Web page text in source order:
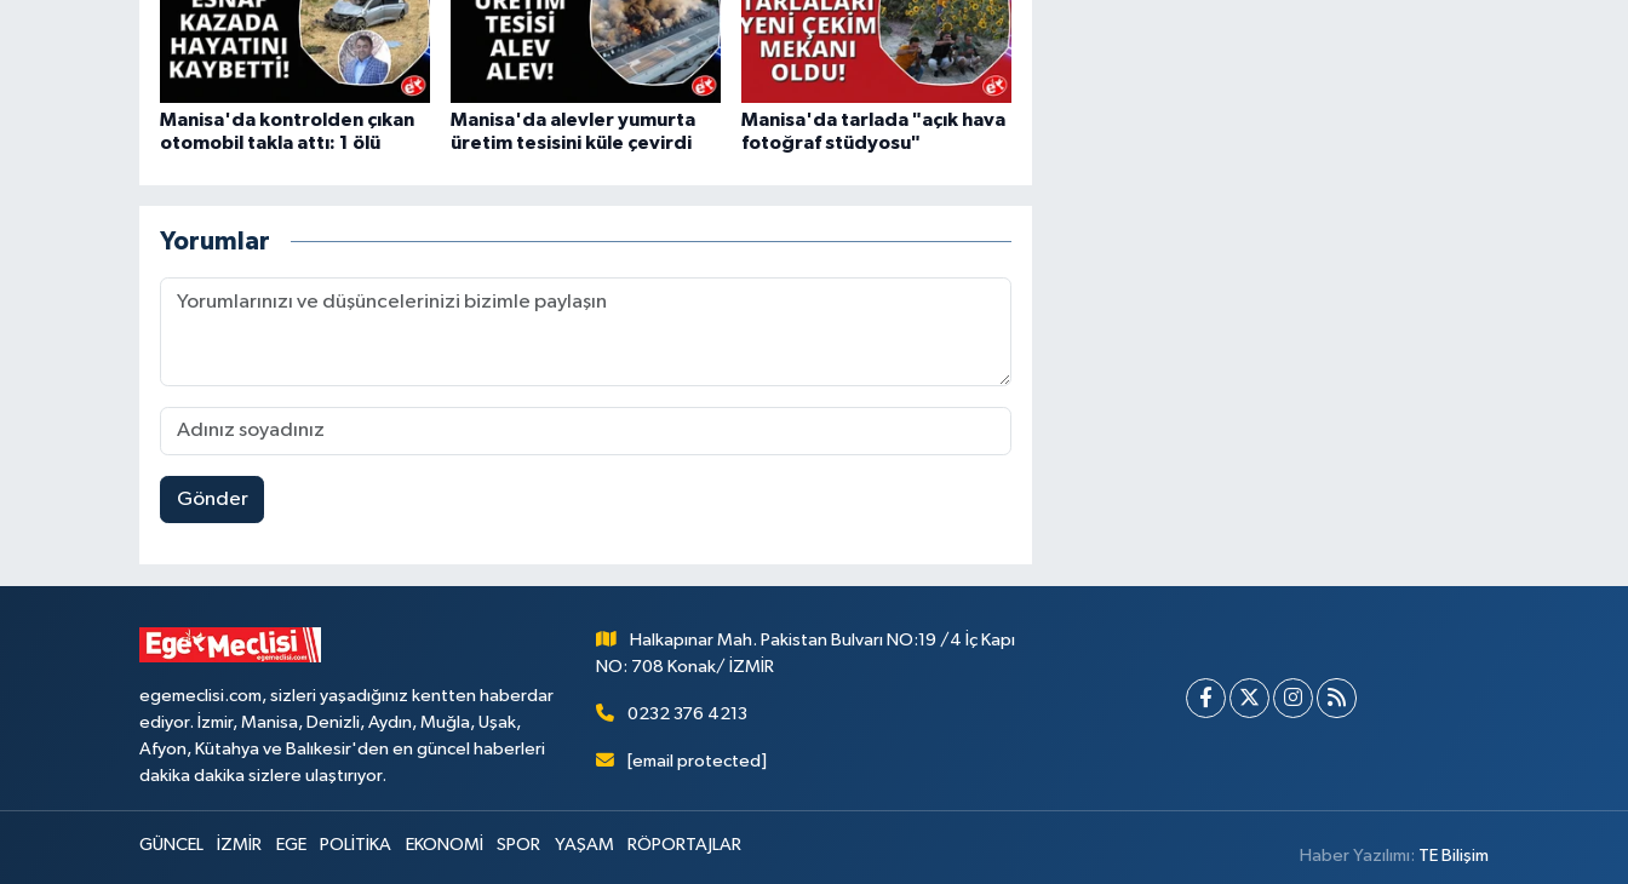
Manisa'da kontrolden çıkan
otomobil takla attı: 1 ölü
Manisa'da alevler yumurta
üretim tesisini küle çevirdi
Manisa'da tarlada "açık hava
fotoğraf stüdyosu"
Yorumlar
Gönder
egemeclisi.com, sizleri yaşadığınız kentten haberdar
ediyor. İzmir, Manisa, Denizli, Aydın, Muğla, Uşak,
Afyon, Kütahya ve Balıkesir'den en güncel haberleri
dakika dakika sizlere ulaştırıyor.
Halkapınar Mah. Pakistan Bulvarı NO:19 /4 İç Kapı
NO: 708 Konak/ İZMİR
0232 376 4213
[email protected]
GÜNCEL İZMİR EGE POLİTİKA EKONOMİ SPOR YAŞAM RÖPORTAJLAR
Haber Yazılımı: TE Bilişim